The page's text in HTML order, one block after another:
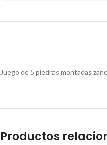
Juego de 5 piedras montadas
Productos